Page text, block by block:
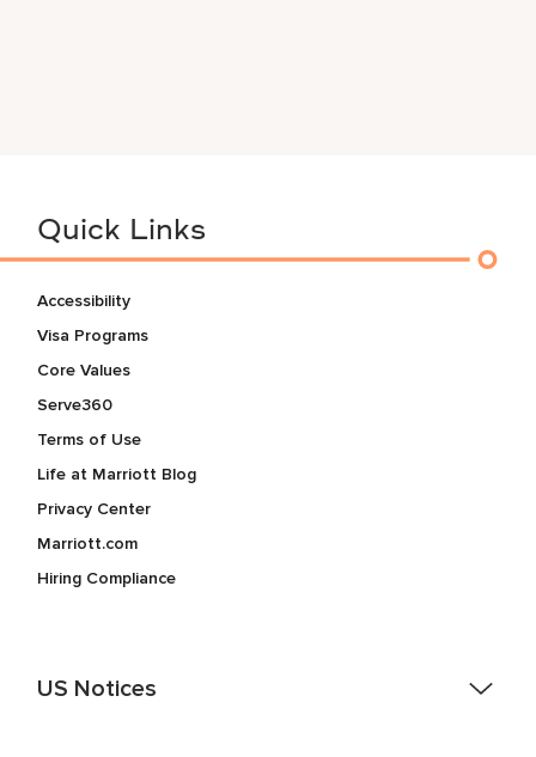
Quick Links
Accessibility
Visa Programs
Core Values
Serve360
Terms of Use
Life at Marriott Blog
Privacy Center
Marriott.com
Hiring Compliance
US Notices